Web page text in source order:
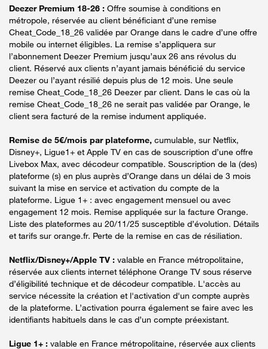
Deezer Premium 18-26 : Offre soumise à conditions en
métropole, réservée au client bénéficiant d’une remise
Cheat_Code_18_26 validée par Orange dans le cadre d’une offre
mobile ou internet éligibles. La remise s’appliquera sur
l’abonnement Deezer Premium jusqu’aux 26 ans révolus du
client. Réservé aux clients n’ayant jamais bénéficié du service
Deezer ou l’ayant résilié depuis plus de 12 mois. Une seule
remise Cheat_Code_18_26 Deezer par client. Dans le cas où la
remise Cheat_Code_18_26 ne serait pas validée par Orange, le
client sera facturé de la remise indument appliquée.
Remise de 5€/mois par plateforme, cumulable, sur Netflix,
Disney+, Ligue1+ et Apple TV en cas de souscription d’une offre
Livebox Max, avec décodeur compatible. Souscription de la (des)
plateforme (s) en plus auprès d’Orange dans un délai de 3 mois
suivant la mise en service et activation du compte de la
plateforme. Ligue 1+ : avec engagement mensuel ou avec
engagement 12 mois. Remise appliquée sur la facture Orange.
Liste des plateformes au 20/11/25 susceptible d’évolution. Détails
et tarifs sur orange.fr. Perte de la remise en cas de résiliation.
Netflix/Disney+/Apple TV : valable en France métropolitaine,
réservée aux clients internet téléphone Orange TV sous réserve
d’éligibilité technique et de décodeur compatible. L'accès au
service nécessite la création et l'activation d'un compte auprès
de la plateforme. L’activation pourra également se faire avec les
identifiants habituels dans le cas d’un compte préexistant.
Ligue 1+ : valable en France métropolitaine, réservée aux clients